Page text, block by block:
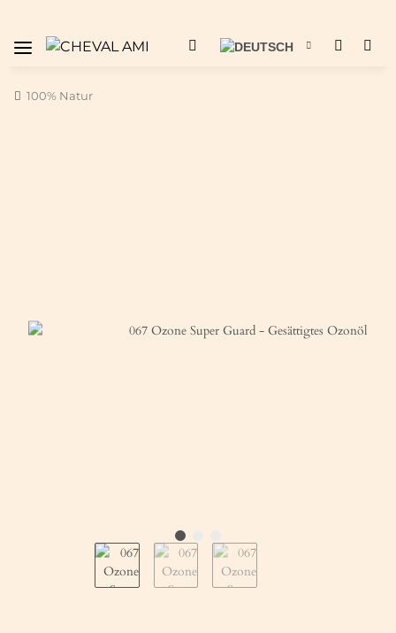
100% Natur